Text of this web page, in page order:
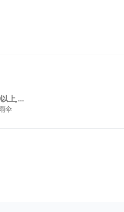
满$299以上, 赠送Wpc晴雨伞
伞